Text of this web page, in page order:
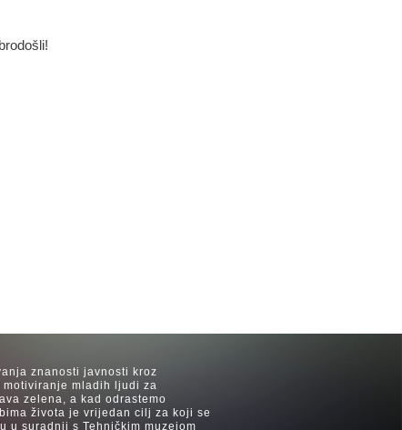
znanosti javnosti kroz
mladih ljudi za
zelena, a kad odrastemo
života je vrijedan cilj za koji se
u suradnji s Tehničkim muzejom